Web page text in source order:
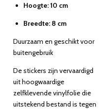
Hoogte: 10 cm
Breedte: 8 cm
Duurzaam en geschikt voor
buitengebruik
De stickers zijn vervaardigd
uit hoogwaardige
zelfklevende vinylfolie die
uitstekend bestand is tegen